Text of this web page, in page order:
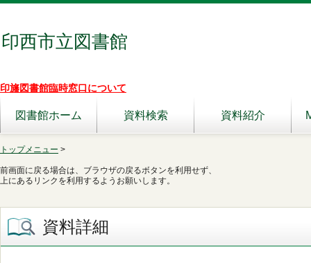
印西市立図書館
印旛図書館臨時窓口について
図書館ホーム 資料検索 資料紹介
トップメニュー >
前画面に戻る場合は、ブラウザの戻るボタンを利用せず、
上にあるリンクを利用するようお願いします。
資料詳細